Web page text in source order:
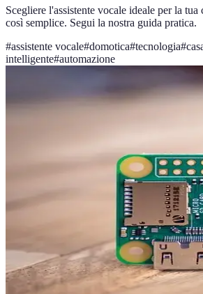
Scegliere l'assistente vocale ideale per la tua
così semplice. Segui la nostra guida pratica.
#assistente vocale#domotica#tecnologia#
intelligente#automazione